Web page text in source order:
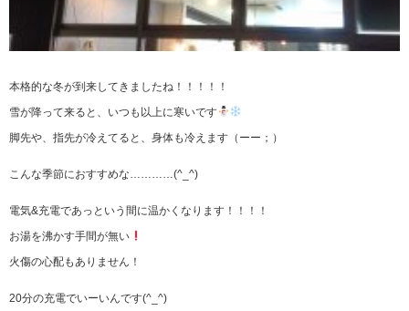
本格的な冬が到来してきましたね！！！！！
雪が降って来ると、いつも以上に寒いです
脚先や、指先が冷えてると、身体も冷えます（ーー；）
こんな季節におすすめな…………(^_^)
電気&充電であっという間に温かくなります！！！！
お湯を沸かす手間が無い
火傷の心配もありません！
20分の充電でいーいんです(^_^)